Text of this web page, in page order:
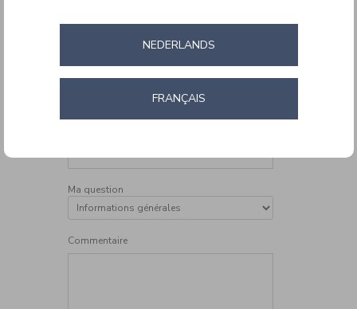
Ma question
Commentaire
NEDERLANDS
FRANÇAIS